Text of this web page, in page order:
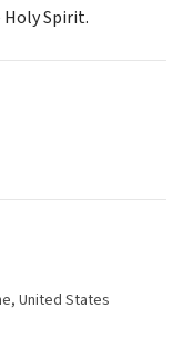
Spirit.
United States